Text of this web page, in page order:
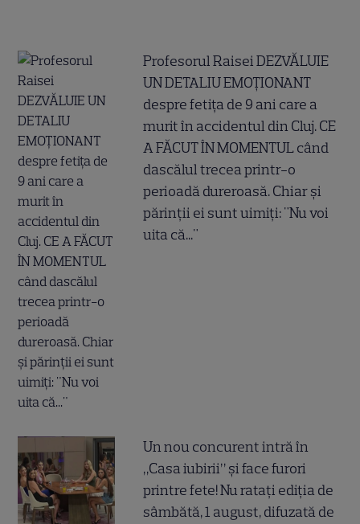
Profesorul Raisei DEZVĂLUIE
UN DETALIU EMOȚIONANT
despre fetița de 9 ani care a
murit în accidentul din Cluj. CE
A FĂCUT ÎN MOMENTUL când
dascălul trecea printr-o
perioadă dureroasă. Chiar și
părinții ei sunt uimiți: "Nu voi
uita că..."
Un nou concurent intră în
„Casa iubirii” și face furori
printre fete! Nu ratați ediția de
sâmbătă, 1 august, difuzată de